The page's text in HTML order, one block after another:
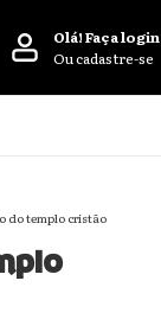
Olá!Faça login
Ou cadastre-se
do templo cristão